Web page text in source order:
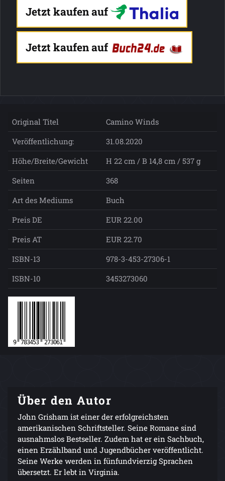
Jetzt kaufen auf
Jetzt kaufen auf
Original Titel
Camino Winds
Veröffentlichung:
31.08.2020
Höhe/Breite/Gewicht
H 22 cm / B 14,8 cm / 537 g
Seiten
368
Art des Mediums
Buch
Preis DE
EUR 22.00
Preis AT
EUR 22.70
ISBN-13
978-3-453-27306-1
ISBN-10
3453273060
Über den Autor
John Grisham ist einer der erfolgreichsten
amerikanischen Schriftsteller. Seine Romane sind
ausnahmslos Bestseller. Zudem hat er ein Sachbuch,
einen Erzählband und Jugendbücher veröffentlicht.
Seine Werke werden in fünfundvierzig Sprachen
übersetzt. Er lebt in Virginia.